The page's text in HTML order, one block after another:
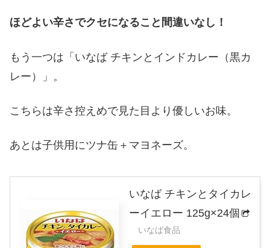
ほどよい辛さでクセになること間違いなし！
もう一つは「いなば チキンとインドカレー（黒カ
レー）」。
こちらは辛さ控えめで見た目より優しいお味。
あとは子供用にツナ缶＋マヨネーズ。
いなば チキンとタイカレ
ーイエロー 125g×24個
いなば食品